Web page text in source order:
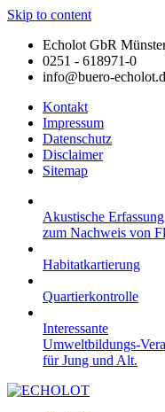
Skip to content
Echolot GbR
0251 - 618971-0
info@buero-
Kontakt
Impressum
Datenschutz
Disclaimer
Sitemap
Akustische Erfassung
zum Nachweis von
Habitatkartierung
Quartierkontrolle
Interessante
Umweltbildungs-
für Jung und Alt.